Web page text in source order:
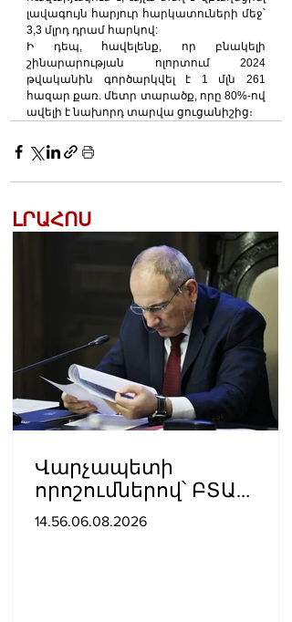
լավագույն հարյուր հարկատուների մեջ՝
3,3 մլրդ դրամ հարկով:
Ի դեպ, հավելենք, որ բնակելի
շինարարության ոլորտում 2024
թվականին գործարկվել է 1 մլն 261
հազար քառ. մետր տարածք, որը 80%-ով
ավելի է նախորդ տարվա ցուցանիշից։
ԼՐԱՀՈՍ
Վարչապետի
որոշումներով՝ ԲՏԱ
փոխնախարարն ու
14.56.06.08.2026